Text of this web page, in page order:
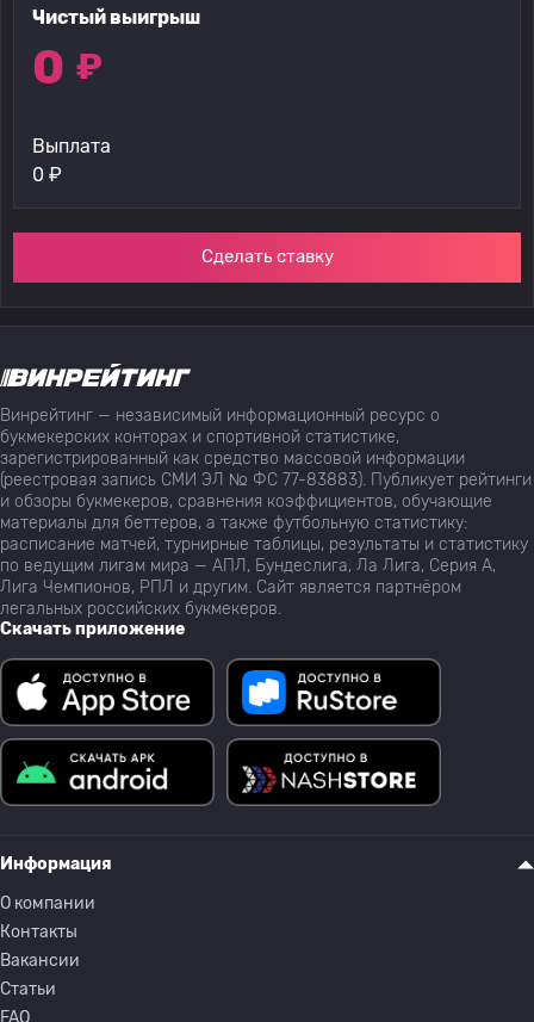
Чистый выигрыш
0 ₽
Выплата
0 ₽
Сделать ставку
Винрейтинг — независимый информационный ресурс о
букмекерских конторах и спортивной статистике,
зарегистрированный как средство массовой информации
(реестровая запись СМИ ЭЛ № ФС 77-83883). Публикует рейтинги
и обзоры букмекеров, сравнения коэффициентов, обучающие
материалы для беттеров, а также футбольную статистику:
расписание матчей, турнирные таблицы, результаты и статистику
по ведущим лигам мира — АПЛ, Бундеслига, Ла Лига, Серия А,
Лига Чемпионов, РПЛ и другим. Сайт является партнёром
легальных российских букмекеров.
Скачать приложение
Информация
О компании
Контакты
Вакансии
Статьи
FAQ